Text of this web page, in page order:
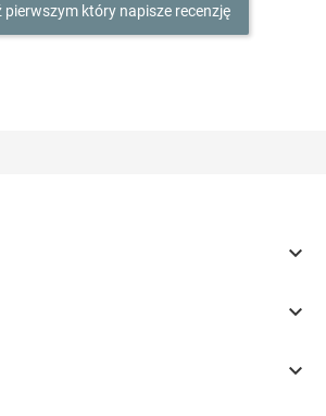
pierwszym który napisze recenzję

keyboard_arrow_down
keyboard_arrow_down